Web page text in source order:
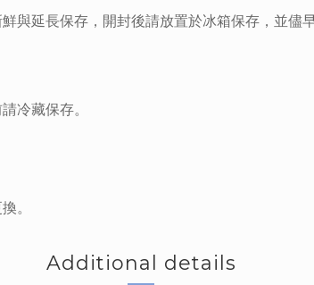
與延長保存，開封後請放置於冰箱保存，並儘
冷藏保存。
。
Additional details